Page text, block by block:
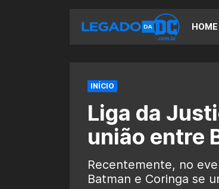
HOME
INÍCIO
Liga da
união entre
Recentemente, no
Batman e Coringa se